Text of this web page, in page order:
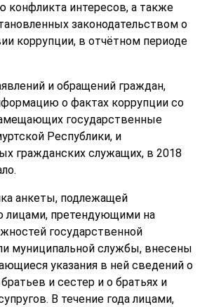
конфликта интересов, а также
законодательством о
коррупции, в отчётном периоде
и обращений граждан,
о фактах коррупции со
государственные
Республики, и
гражданских служащих, в 2018
анкеты, подлежащей
лицами, претендующими на
государственной
муниципальной службы, внесены
указания в ней сведений о
и сестер и о братьях и
В течение года лицами,